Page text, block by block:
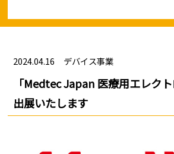
2024.04.16 デバイス事業
「Medtec Japan 医療用エレク
出展いたします